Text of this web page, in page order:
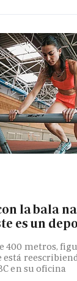
la bala
es un
400 metros,
está
en su oficina